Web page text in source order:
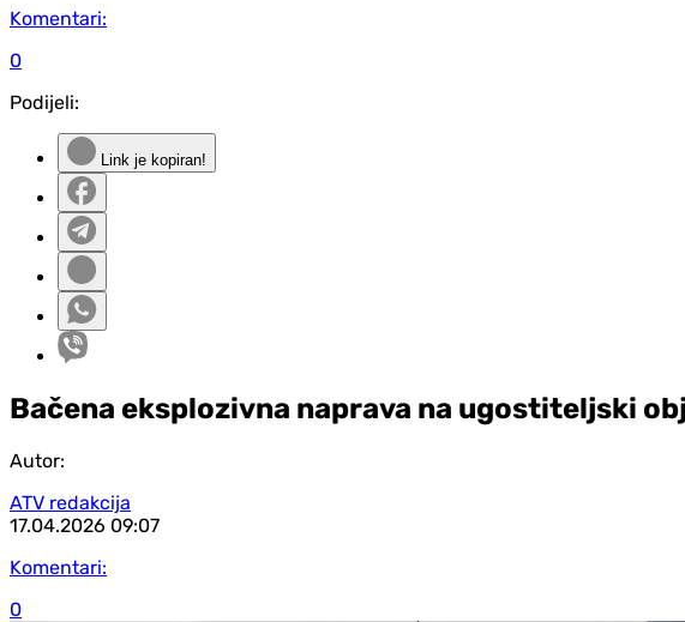
Komentari:
0
Podijeli:
Link je kopiran!
Bačena eksplozivna naprava na ugostiteljski
Autor:
ATV redakcija
17.04.2026 09:07
Komentari:
0